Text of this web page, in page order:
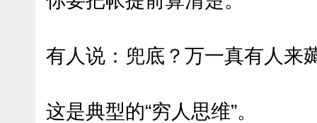
有人说：兜底？万一真有人来
这是典型的“穷人思维”。